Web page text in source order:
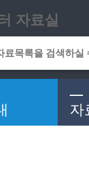
자료실
자